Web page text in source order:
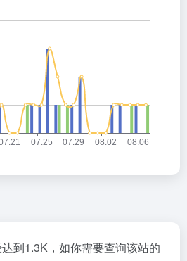
到1.3K，如你需要查询该站的